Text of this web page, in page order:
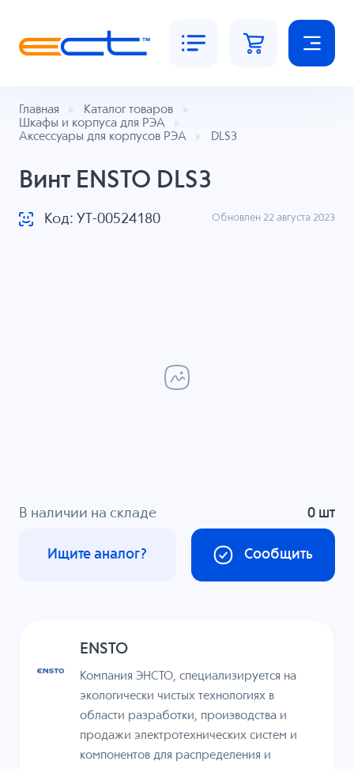
Главная
Каталог товаров
Шкафы и корпуса для РЭА
Аксессуары для корпусов РЭА
DLS3
Винт ENSTO DLS3
Код: УТ-00524180 Обновлен 22 августа 2023
В наличии на складе 0 шт
Сообщить
Ищите аналог?
ENSTO
Компания ЭНСТО, специализируется на
экологически чистых технологиях в
области разработки, производства и
продажи электротехнических систем и
компонентов для распределения и